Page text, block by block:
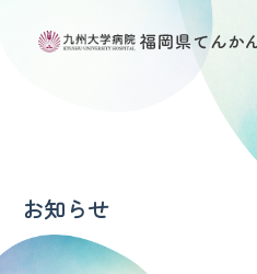
てんかん支援拠点病
てんかんの診断と治
長時間ビデオ脳波モ
てんかんの外科治療
お知らせ